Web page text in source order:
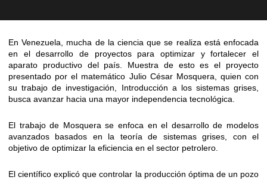
En Venezuela, mucha de la ciencia que se realiza está enfocada
en el desarrollo de proyectos para optimizar y fortalecer el
aparato productivo del país. Muestra de esto es el proyecto
presentado por el matemático Julio César Mosquera, quien con
su trabajo de investigación, Introducción a los sistemas grises,
busca avanzar hacia una mayor independencia tecnológica.
El trabajo de Mosquera se enfoca en el desarrollo de modelos
avanzados basados en la teoría de sistemas grises, con el
objetivo de optimizar la eficiencia en el sector petrolero.
El científico explicó que controlar la producción óptima de un pozo